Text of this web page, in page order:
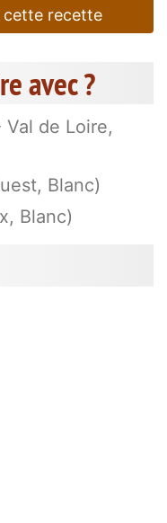
cette recette
avec ?
de Loire,
Blanc)
Blanc)